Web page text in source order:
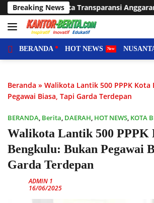
Langsung
ke
konten
Breaking News Sering Dilanda
BERANDA HOT NEWS
Beranda » Walikota Lantik 500 PPPK Kota
Pegawai Biasa, Tapi Garda Terdepan
BERANDA, Berita, DAERAH, HOT NEWS, KOTA
Walikota Lantik 500 PPPK
Bengkulu: Bukan Pegawai
Garda Terdepan
ADMIN 1
16/06/2025